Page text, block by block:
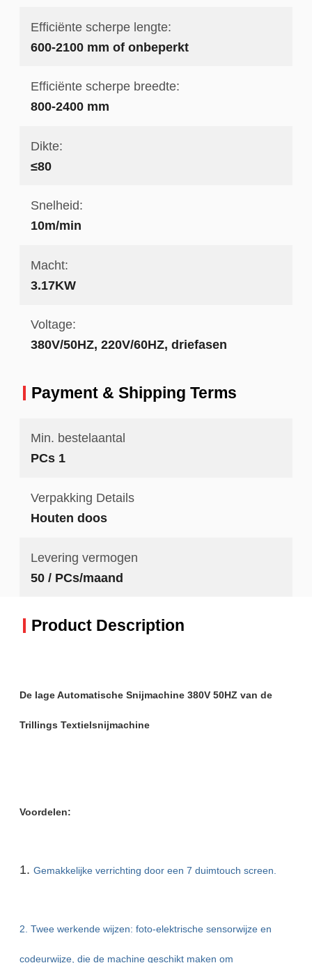
Efficiënte scherpe lengte:
600-2100 mm of onbeperkt
Efficiënte scherpe breedte:
800-2400 mm
Dikte:
≤80
Snelheid:
10m/min
Macht:
3.17KW
Voltage:
380V/50HZ, 220V/60HZ, driefasen
Payment & Shipping Terms
Min. bestelaantal
PCs 1
Verpakking Details
Houten doos
Levering vermogen
50 / PCs/maand
Product Description
De lage Automatische Snijmachine 380V 50HZ van de
Trillings Textielsnijmachine
Voordelen:
1. Gemakkelijke verrichting door een 7 duimtouch screen.
2. Twee werkende wijzen: foto-elektrische sensorwijze en
codeurwijze, die de machine geschikt maken om